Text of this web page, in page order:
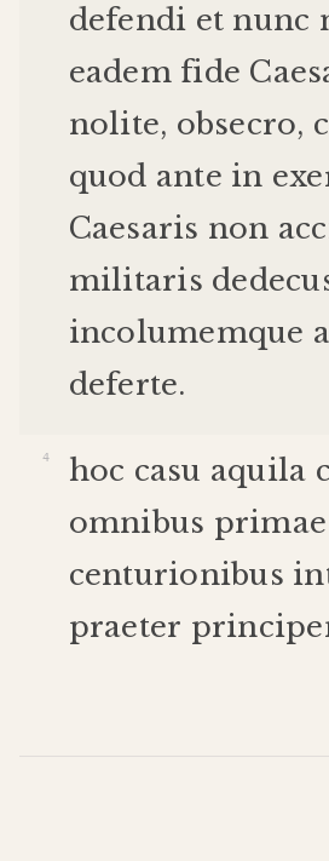
defendi et nunc
eadem fide
nolite, obsecro,
quod ante in
Caesaris non
militaris
incolumemque
deferte.
hoc casu aquila
omnibus primae
centurionibus
praeter